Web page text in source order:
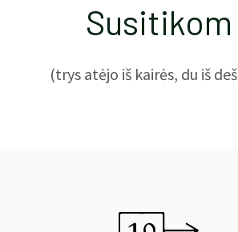
Susitikom
(trys atėjo iš kairės, du iš